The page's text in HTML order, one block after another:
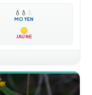
💧 💧 💧
MOYEN
JAUNE